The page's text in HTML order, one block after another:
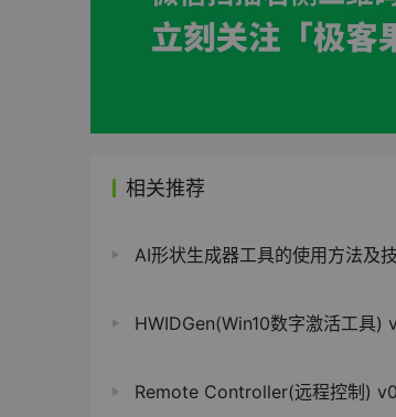
相关推荐
AI形状生成器工具的使用方法及
HWIDGen(Win10数字激活工具)
Remote Controller(远程控制)